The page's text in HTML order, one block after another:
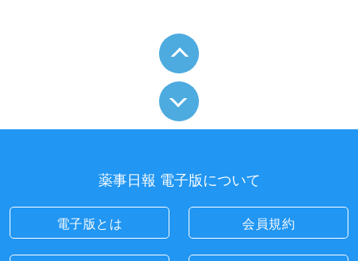
薬事日報 電子版について
電子版とは 会員規約